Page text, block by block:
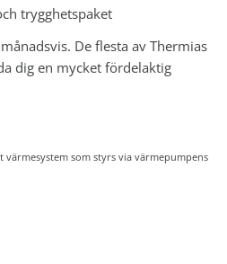
trygghetspaket
De flesta av Thermias
dig en mycket fördelaktig
som styrs via värmepumpens